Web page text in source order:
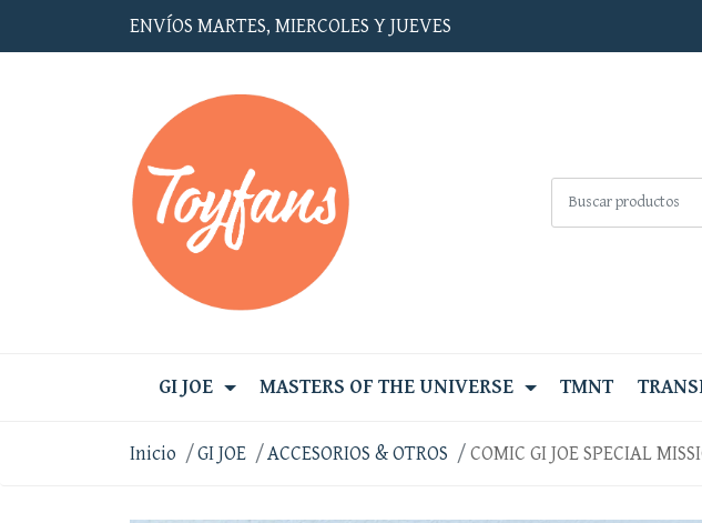
ENVÍOS MARTES, MIERCOLES Y JUEVES
GI JOE MASTERS OF THE UNIVERSE TMNT
Inicio GI JOE ACCESORIOS & OTROS COMIC GI JOE SPECIAL